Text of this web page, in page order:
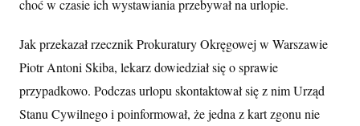
choć w czasie ich wystawiania przebywał na urlopie.
Jak przekazał rzecznik Prokuratury Okręgowej w Warszawie
Piotr Antoni Skiba, lekarz dowiedział się o sprawie
przypadkowo. Podczas urlopu skontaktował się z nim Urząd
Stanu Cywilnego i poinformował, że jedna z kart zgonu nie